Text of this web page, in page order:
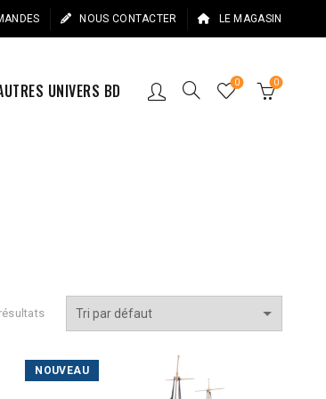
NOUS CONTACTER LE MAGASIN
UNIVERS BD 0 0
NOUVEAU